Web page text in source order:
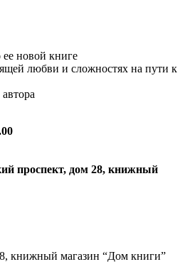
новой книге
любви и сложностях на пути к
проспект, дом 28, книжный
книжный магазин “Дом книги”